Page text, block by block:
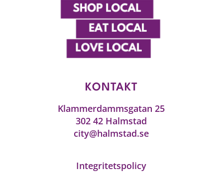
KONTAKT
Klammerdammsgatan 25
302 42 Halmstad
city@halmstad.se
Integritetspolicy